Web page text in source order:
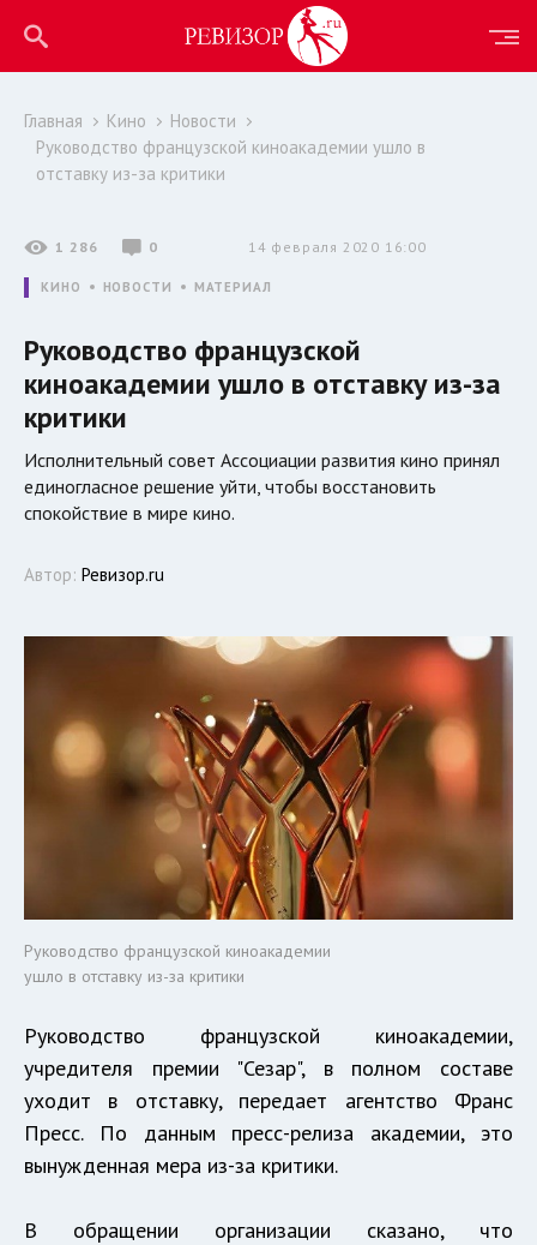
Главная Кино
Новости
Руководство французской киноакадемии ушло в
отставку из-за критики
1 286 0 14 февраля 2020 16:00
КИНО НОВОСТИ МАТЕРИАЛ
Руководство французской
киноакадемии ушло в отставку из-за
критики
Исполнительный совет Ассоциации развития кино принял
единогласное решение уйти, чтобы восстановить
спокойствие в мире кино.
Автор: Ревизор.ru
Руководство французской киноакадемии
ушло в отставку из-за критики
Руководство французской киноакадемии,
учредителя премии "Сезар", в полном составе
уходит в отставку, передает агентство Франс
Пресс. По данным пресс-релиза академии, это
вынужденная мера из-за критики.
В обращении организации сказано, что